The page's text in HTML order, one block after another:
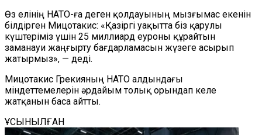
Өз елінің НАТО-ға деген қолдауының мызғымас екенін
білдірген Мицотакис: «Қазіргі уақытта біз қарулы
күштеріміз үшін 25 миллиард еуроны құрайтын
заманауи жаңғырту бағдарламасын жүзеге асырып
жатырмыз», — деді.
Мицотакис Грекияның НАТО алдындағы
міндеттемелерін әрдайым толық орындап келе
жатқанын баса айтты.
ҰСЫНЫЛҒАН